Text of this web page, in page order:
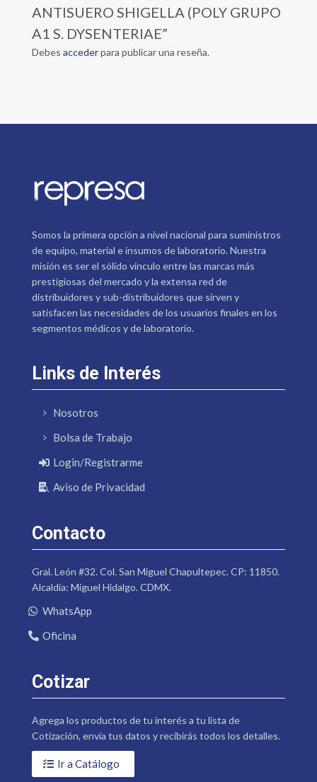
ANTISUERO SHIGELLA (POLY GRUPO
A1 S. DYSENTERIAE”
Debes accederpara publicar una reseña.
Somos la primera opción a nivel nacional para suministros
de equipo, material e insumos de laboratorio. Nuestra
misión es ser el sólido vínculo entre las marcas más
prestigiosas del mercado y la extensa red de
distribuidores y sub-distribuidores que sirven y
satisfacen las necesidades de los usuarios finales en los
segmentos médicos y de laboratorio.
Links de Interés
Nosotros
Bolsa de Trabajo
Login/Registrarme
Aviso de Privacidad
Contacto
Gral. León #32. Col. San Miguel Chapultepec. CP: 11850.
Alcaldía: Miguel Hidalgo. CDMX.
WhatsApp
Oficina
Cotizar
Agrega los productos de tu interés a tu lista de
Cotización, envía tus datos y recibirás todos los detalles.
Ir a Catálogo